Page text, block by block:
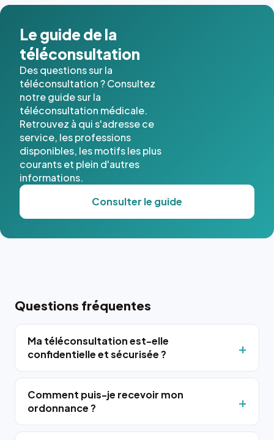
cas. #}
Le guide de la
téléconsultation
Des questions sur la
téléconsultation ? Consultez
notre guide sur la
téléconsultation médicale.
Retrouvez à qui s'adresse ce
service, les professions
disponibles, les motifs les plus
courants et plein d'autres
informations.
Consulter le guide
Questions fréquentes
Ma téléconsultation est-elle
confidentielle et sécurisée ?
Comment puis-je recevoir mon
ordonnance ?